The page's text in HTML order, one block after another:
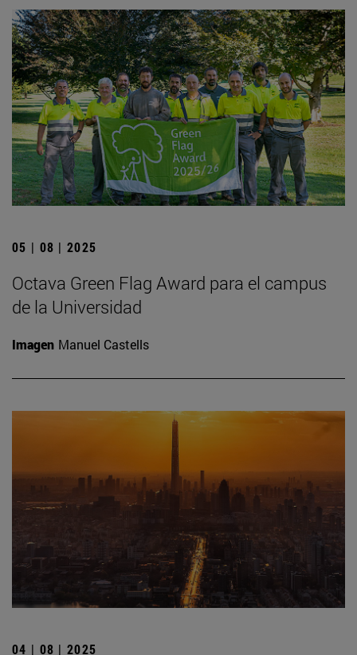
05 | 08 | 2025
Octava Green Flag Award para el campus
de la Universidad
Imagen Manuel Castells
04 | 08 | 2025